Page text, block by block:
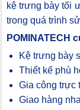
kệ trưng bày tối
trong quá trình
POMINATECH
Kệ trưng bày
Thiết kế phù
Gia công trực
Giao hàng